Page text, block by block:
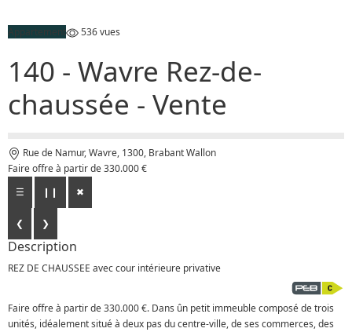
Appartement 536 vues
140 - Wavre Rez-de-
chaussée - Vente
Rue de Namur, Wavre, 1300, Brabant Wallon
Faire offre à partir de 330.000 €
☰
❙❙ ✖
❮ ❯
Description
REZ DE CHAUSSEE avec cour intérieure privative
Faire offre à partir de 330.000 €. Dans ûn petit immeuble composé de trois
unités, idéalement situé à deux pas du centre-ville, de ses commerces, des